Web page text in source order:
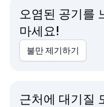
오염된 공기를
마세요!
불만 제기하기
근처에 대기질